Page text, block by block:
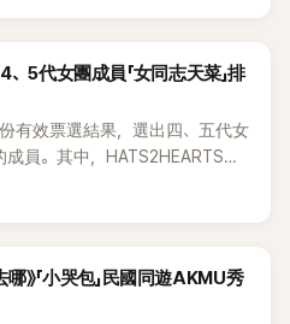
5代女團成員「女同志天菜」排
有效票選結果，選出四、五代女
員。其中，HATS2HEARTS成
女性社群中的高人氣。
》「小哭包」民國同遊AKMU秀